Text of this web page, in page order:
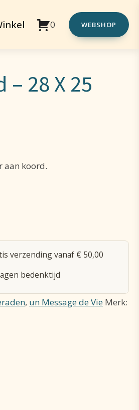
0 WEBSHOP
28 X 25
aan koord.
verzending vanaf € 50,00
bedenktijd
, un Message de Vie Merk: